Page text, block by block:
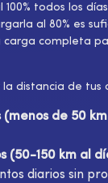
todos los
al 80% es
completa
distancia de
de 50
(50-150 km al
diarios sin